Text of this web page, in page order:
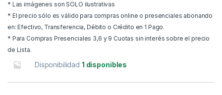
* Las imágenes son SOLO ilustrativas
* El precio sólo es válido para compras online o presenciales abonando
en: Efectivo, Transferencia, Débito o Crédito en 1 Pago.
* Para Compras Presenciales 3,6 y 9 Cuotas sin interés sobre el precio
de Lista.
Disponibilidad 1 disponibles